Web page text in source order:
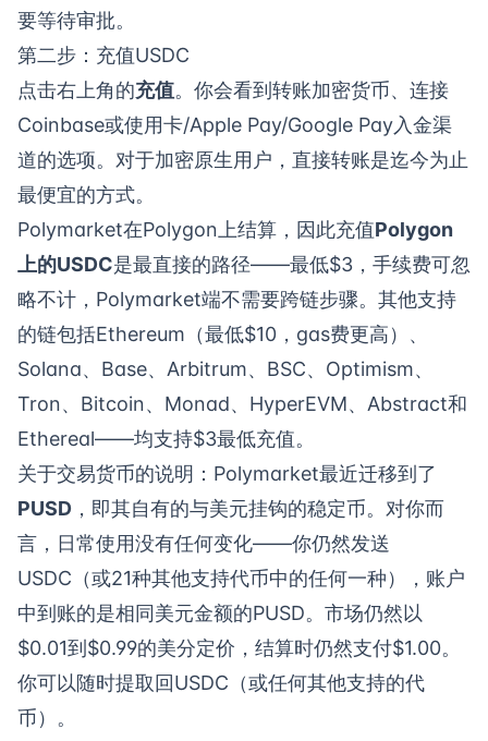
要等待审批。
第二步：充值USDC
点击右上角的充值。你会看到转账加密货币、连接
Coinbase或使用卡/Apple Pay/Google Pay入金渠
道的选项。对于加密原生用户，直接转账是迄今为止
最便宜的方式。
Polymarket在Polygon上结算，因此充值Polygon
上的USDC是最直接的路径——最低$3，手续费可忽
略不计，Polymarket端不需要跨链步骤。其他支持
的链包括Ethereum（最低$10，gas费更高）、
Solana、Base、Arbitrum、BSC、Optimism、
Tron、Bitcoin、Monad、HyperEVM、Abstract和
Ethereal——均支持$3最低充值。
关于交易货币的说明：Polymarket最近迁移到了
PUSD ，即其自有的与美元挂钩的稳定币。对你而
言，日常使用没有任何变化——你仍然发送
USDC（或21种其他支持代币中的任何一种），账户
中到账的是相同美元金额的PUSD。市场仍然以
$0.01到$0.99的美分定价，结算时仍然支付$1.00。
你可以随时提取回USDC（或任何其他支持的代
币）。